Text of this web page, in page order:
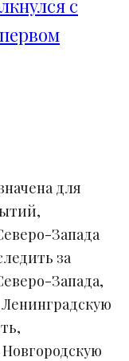
с
для
Запада
за
Запада,